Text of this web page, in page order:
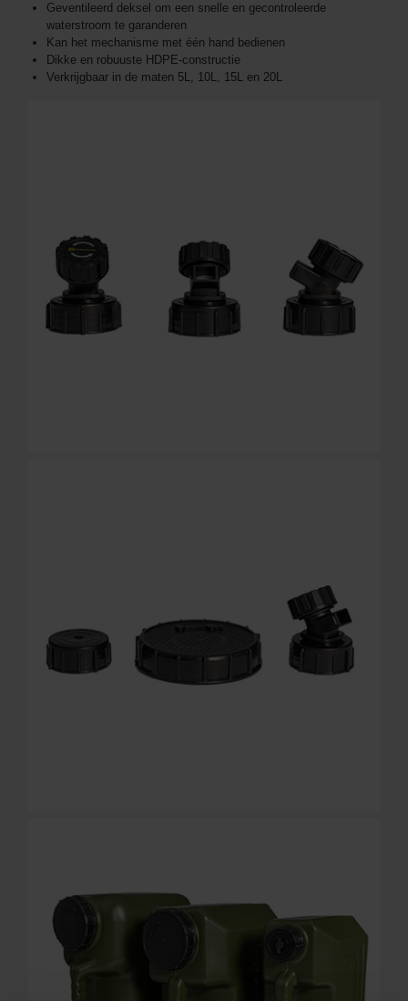
Geventileerd deksel om een snelle en gecontroleerde
waterstroom te garanderen
Kan het mechanisme met één hand bedienen
Dikke en robuuste HDPE-constructie
Verkrijgbaar in de maten 5L, 10L, 15L en 20L